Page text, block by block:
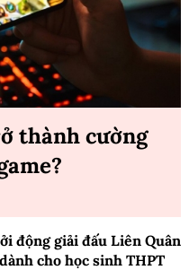
thành cường
động giải đấu Liên Quân
cho học sinh THPT